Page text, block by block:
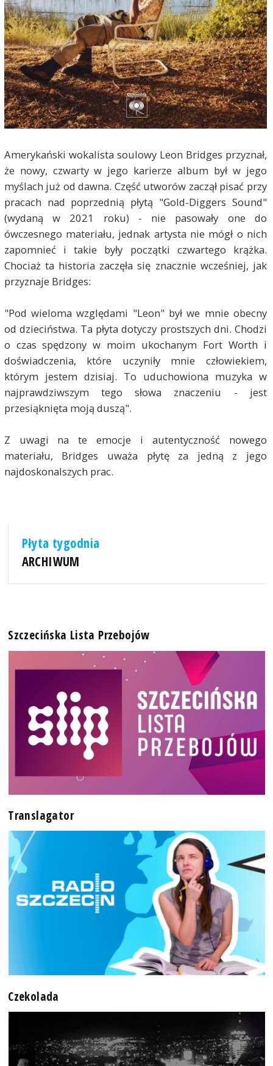
Amerykański wokalista soulowy Leon Bridges przyznał,
że nowy, czwarty w jego karierze album był w jego
myślach już od dawna. Część utworów zaczął pisać przy
pracach nad poprzednią płytą "Gold-Diggers Sound"
(wydaną w 2021 roku) - nie pasowały one do
ówczesnego materiału, jednak artysta nie mógł o nich
zapomnieć i takie były początki czwartego krążka.
Chociaż ta historia zaczęła się znacznie wcześniej, jak
przyznaje Bridges:
"Pod wieloma względami "Leon" był we mnie obecny
od dzieciństwa. Ta płyta dotyczy prostszych dni. Chodzi
o czas spędzony w moim ukochanym Fort Worth i
doświadczenia, które uczyniły mnie człowiekiem,
którym jestem dzisiaj. To uduchowiona muzyka w
najprawdziwszym tego słowa znaczeniu - jest
przesiąknięta moją duszą".
Z uwagi na te emocje i autentyczność nowego
materiału, Bridges uważa płytę za jedną z jego
najdoskonalszych prac.
Płyta tygodnia
ARCHIWUM
Szczecińska Lista Przebojów
Translagator
Czekolada